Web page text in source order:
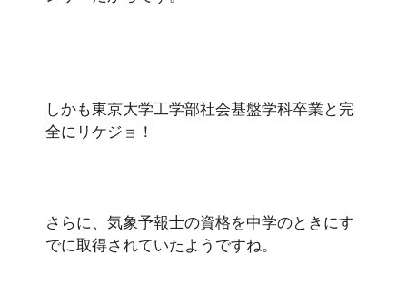
しかも東京大学工学部社会基盤学科卒業と完
全にリケジョ！
さらに、気象予報士の資格を中学のときにす
でに取得されていたようですね。